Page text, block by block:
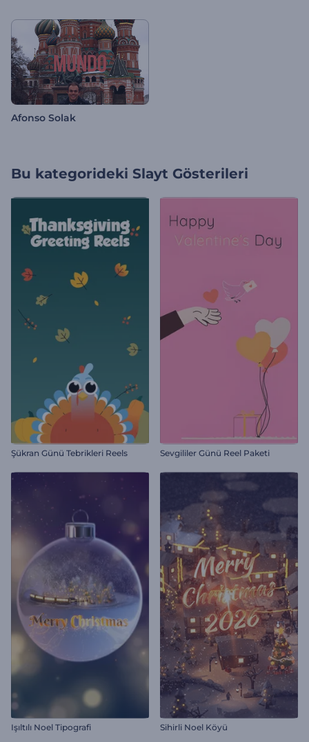
Afonso Solak
Bu kategorideki Slayt Gösterileri
Şükran Günü Tebrikleri Reels Sevgililer Günü Reel Paketi
Işıltılı Noel Tipografi Sihirli Noel Köyü